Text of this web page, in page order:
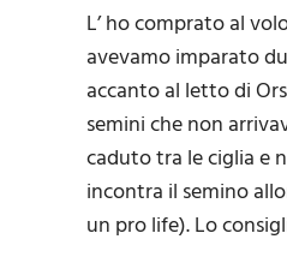
L’ ho comprato al
avevamo imparato
accanto al letto di
semini che non
caduto tra le ciglia e
incontra il semino
un pro life). Lo